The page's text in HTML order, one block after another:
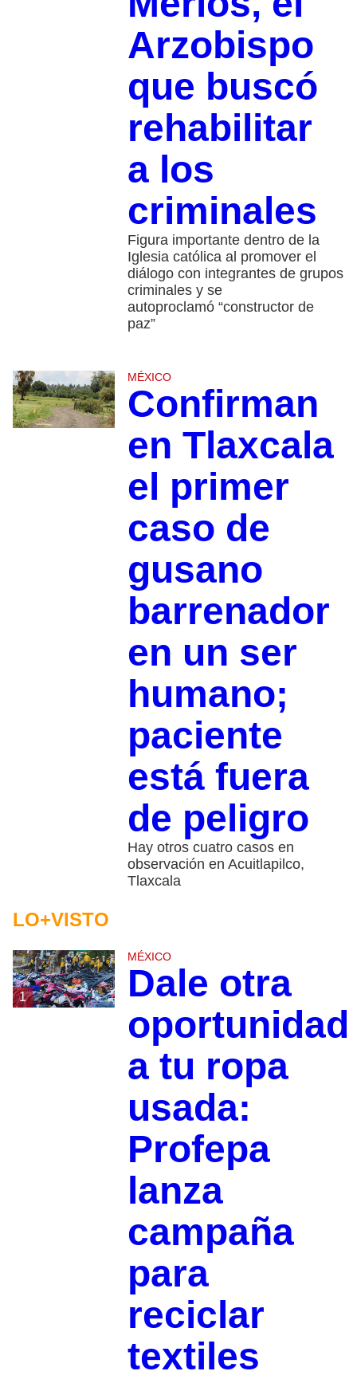
Arzobispo
que buscó
rehabilitar
a los
criminales
Figura importante dentro de la
Iglesia católica al promover el
diálogo con integrantes de grupos
criminales y se
autoproclamó “constructor de
paz”
MÉXICO
Confirman
en Tlaxcala
el primer
caso de
gusano
barrenador
en un ser
humano;
paciente
está fuera
de peligro
Hay otros cuatro casos en
observación en Acuitlapilco,
Tlaxcala
LO+VISTO
1
MÉXICO
Dale otra
oportunidad
a tu ropa
usada:
Profepa
lanza
campaña
para
reciclar
textiles